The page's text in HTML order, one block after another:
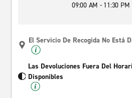
09:00 AM - 11:30 PM
El Servicio De Recogida No Está
Las Devoluciones Fuera Del
Disponibles